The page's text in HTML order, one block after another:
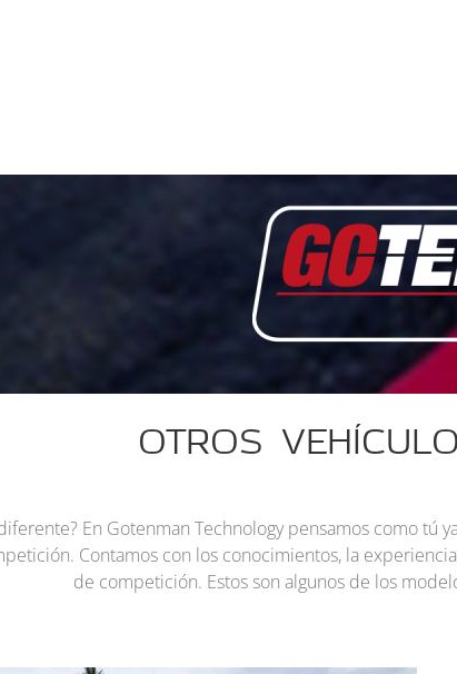
OTROS
En Gotenman Technology pensamos como tú
Contamos con los conocimientos, la
de competición. Estos son algunos de los